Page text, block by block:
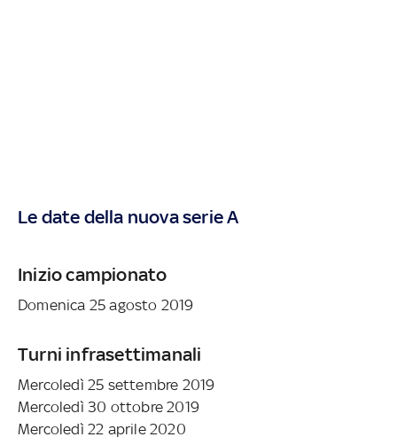
Le date della nuova serie A
Inizio campionato
Domenica 25 agosto 2019
Turni infrasettimanali
Mercoledì 25 settembre 2019
Mercoledì 30 ottobre 2019
Mercoledì 22 aprile 2020